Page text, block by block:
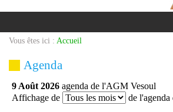
Vous êtes ici : Accueil
Agenda
9 Août 2026 agenda de l'AGM Vesoul
Affichage de
de